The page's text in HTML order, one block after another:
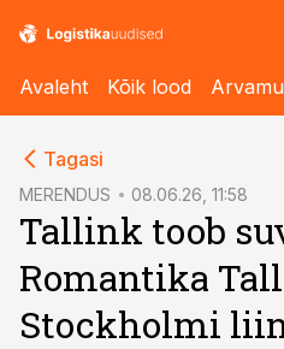
Avaleht Kõik lood
Tagasi
MERENDUS 08.06.26, 11:58
Tallink toob
Romantika
Stockholmi